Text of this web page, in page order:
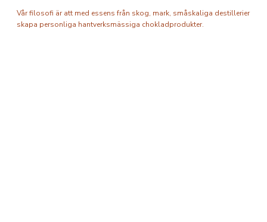
Vår filosofi är att med essens från skog, mark, småskaliga destillerier
skapa personliga hantverksmässiga chokladprodukter.